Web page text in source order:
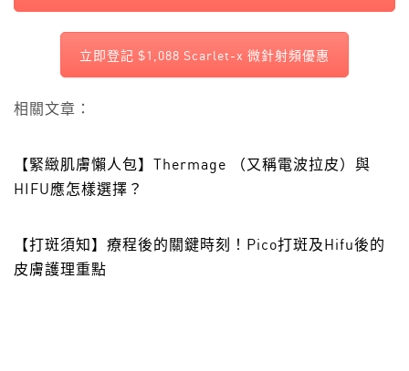
立即登記 $1,088 Scarlet-x 微針射頻優惠
相關文章：
【緊緻肌膚懶人包】Thermage （又稱電波拉皮）與
HIFU應怎樣選擇？
【打斑須知】療程後的關鍵時刻！Pico打斑及Hifu後的
皮膚護理重點